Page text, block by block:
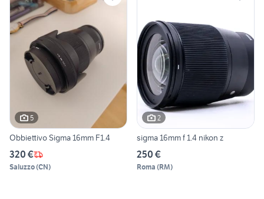
5
Obbiettivo Sigma 16mm F1.4
320 €
Saluzzo(CN)
2
sigma 16mm f 1.4 nikon z
250 €
Roma (RM)